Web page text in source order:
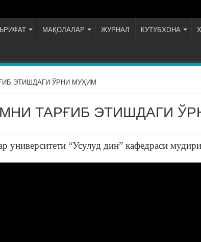
МАҚОЛАЛАР ЖУРНАЛ КУТУБХОНА
ЭТИШДАГИ ЎРНИ МУҲИМ
ТАРҒИБ ЭТИШДАГИ
“Усулуд дин” кафедраси мудири